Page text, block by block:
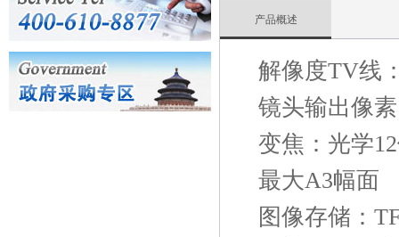
产品概述
解像度TV线
镜头输出像
变焦：光学
最大A3幅面
图像存储：